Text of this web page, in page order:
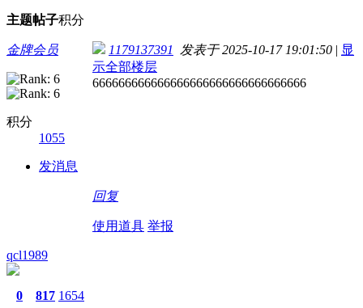
主题帖子积分
金牌会员
积分
1055
发消息
1179137391 发表于 2025-10-17 19:01:50 | 显
示全部楼层
666666666666666666666666666666666
回复
使用道具 举报
qcl1989
0 817 1654